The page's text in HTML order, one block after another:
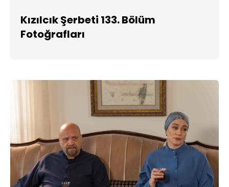
Kızılcık Şerbeti 133. Bölüm
Fotoğrafları